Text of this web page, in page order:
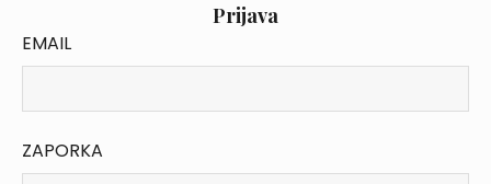
Prijava
EMAIL
ZAPORKA